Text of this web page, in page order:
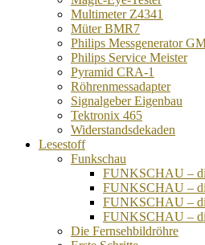
Multimeter Z4341
Müter BMR7
Philips Messgenerator
Philips Service Meister
Pyramid CRA-1
Röhrenmessadapter
Signalgeber Eigenbau
Tektronix 465
Widerstandsdekaden
Lesestoff
Funkschau
FUNKSCHAU –
FUNKSCHAU –
FUNKSCHAU –
FUNKSCHAU –
Die Fernsehbildröhre